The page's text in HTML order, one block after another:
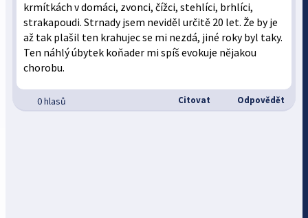
krmítkách v domáci, zvonci, čížci, stehlíci, brhlíci,
strakapoudi. Strnady jsem neviděl určitě 20 let. Že by je
až tak plašil ten krahujec se mi nezdá, jiné roky byl taky.
Ten náhlý úbytek koňader mi spíš evokuje nějakou
chorobu.
0 hlasů Citovat Odpovědět